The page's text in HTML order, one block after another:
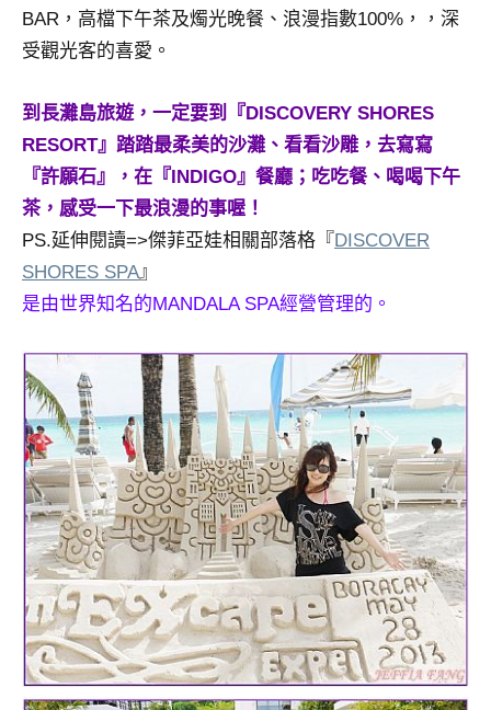
各
發
表
及
活
動
主
持、
學
校
企
講
座、
部
落
客
及
旅
遊
雜
專
欄、
觀
光
BAR，高檔下午茶及燭光晚餐、浪漫指數100%，，深
受觀光客的喜愛。
到長灘島旅遊，一定要到『DISCOVERY SHORES
RESORT』踏踏最柔美的沙灘、看看沙雕，去寫寫
『許願石』，在『INDIGO』餐廳；吃吃餐、喝喝下午
茶，感受一下最浪漫的事喔！
PS.延伸閱讀=>傑菲亞娃相關部落格『DISCOVER
SHORES SPA』
是由世界知名的MANDALA SPA經營管理的。